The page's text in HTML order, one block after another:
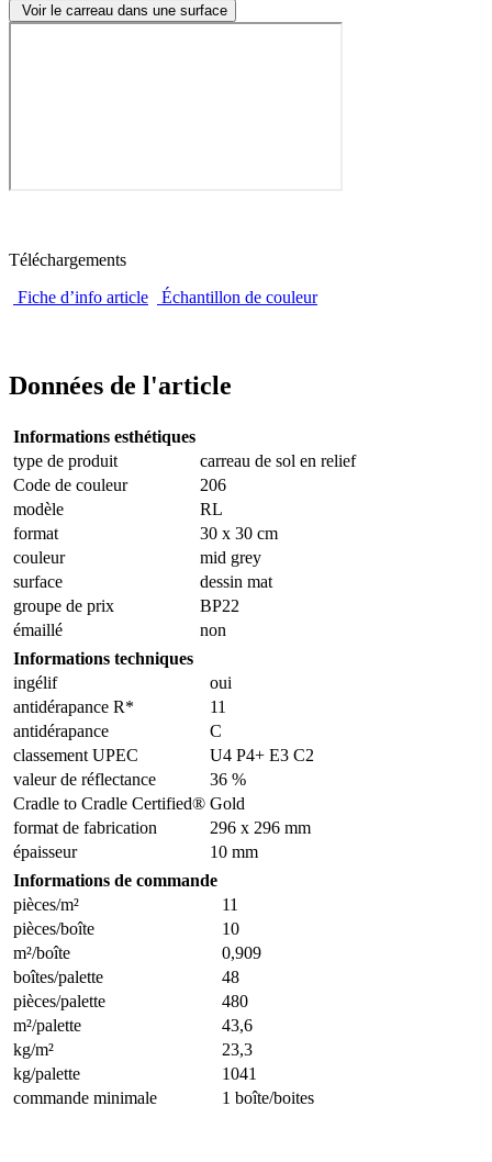
Voir le carreau dans une surface
Téléchargements
Fiche d’info article
Échantillon de couleur
Données de l'article
Informations esthétiques
type de produit
carreau de sol en relief
Code de couleur
206
modèle
RL
format
30 x 30 cm
couleur
mid grey
surface
dessin mat
groupe de prix
BP22
émaillé
non
Informations techniques
ingélif
oui
antidérapance R*
11
antidérapance
C
classement UPEC
U4 P4+ E3 C2
valeur de réflectance
36 %
Cradle to Cradle Certified® Gold
format de fabrication
296 x 296 mm
épaisseur
10 mm
Informations de commande
pièces/m²
11
pièces/boîte
10
m²/boîte
0,909
boîtes/palette
48
pièces/palette
480
m²/palette
43,6
kg/m²
23,3
kg/palette
1041
commande minimale
1 boîte/boites